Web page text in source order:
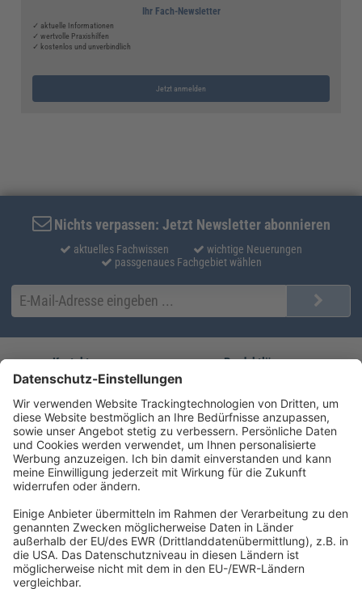
Ihr Fach-Newsletter
✓ aktuelle Informationen
✓ wertvolle Praxishilfen
✓ kostenlos und unverbindlich
Jetzt anmelden
Nichts verpassen: Jetzt Newsletter abonnieren
aktuelles Fachwissen
wichtige Neuerungen
passgenaues Fachgebiet wählen
Kontakt
Sie erreichen uns unter:
(08233) 38 11 23
service@forum-verlag.com
Mo-Do 07:30 - 17:00 Uhr
Fr 07:30 - 15:00 Uhr
Produktlösungen
AKADEMIE HERKERT
Unsere Marken
Folgen Sie uns